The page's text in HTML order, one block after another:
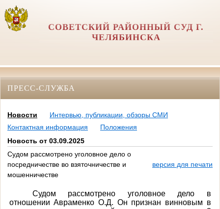
СОВЕТСКИЙ РАЙОННЫЙ СУД Г.
ЧЕЛЯБИНСКА
ПРЕСС-СЛУЖБА
Новости
Интервью, публикации, обзоры СМИ
Контактная информация
Положения
Новость от 03.09.2025
Судом рассмотрено уголовное дело о
посредничестве во взяточничестве и
мошенничестве
версия для печати
Судом рассмотрено уголовное дело в
отношении Авраменко О.Д. Он признан винновым в